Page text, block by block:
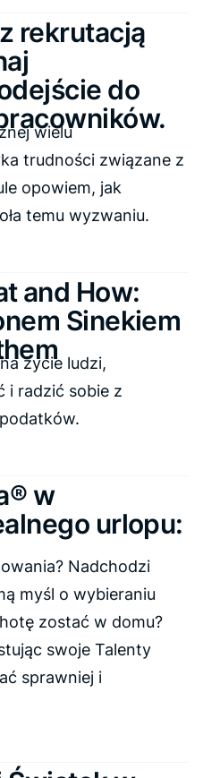
rekrutacją
do
wielu
trudności związane z
opowiem, jak
temu wyzwaniu.
and How:
Sinekiem
życie ludzi,
i radzić sobie z
w
urlopu:
Nadchodzi
myśl o wybieraniu
zostać w domu?
swoje Talenty
sprawniej i